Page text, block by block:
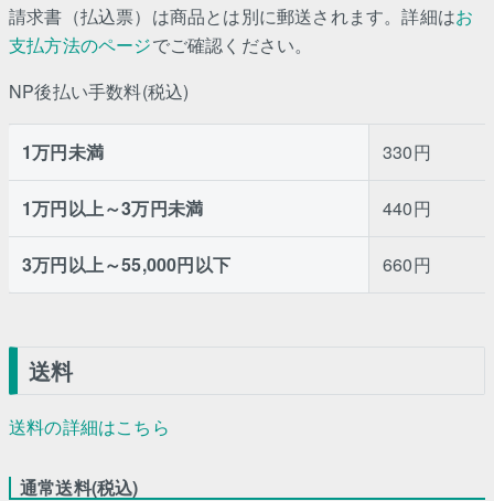
請求書（払込票）は商品とは別に郵送されます。詳細はお
支払方法のページでご確認ください。
NP後払い手数料(税込)
1万円未満 330円
1万円以上～3万円未満 440円
3万円以上～55,000円以下 660円
送料
送料の詳細はこちら
通常送料(税込)